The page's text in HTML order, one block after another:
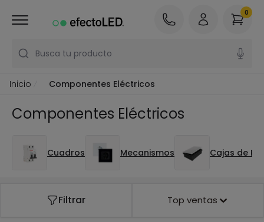
Busca tu producto
0
Inicio Componentes Eléctricos
Componentes Eléctricos
Cuadros Mecanismos Cajas de
Filtrar Top ventas